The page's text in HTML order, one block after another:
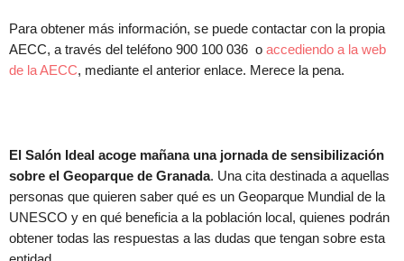
Para obtener más información, se puede contactar con la propia
AECC, a través del teléfono 900 100 036 o accediendo a la web
de la AECC, mediante el anterior enlace. Merece la pena.
El Salón Ideal acoge mañana una jornada de sensibilización
sobre el Geoparque de Granada. Una cita destinada a aquellas
personas que quieren saber qué es un Geoparque Mundial de la
UNESCO y en qué beneficia a la población local, quienes podrán
obtener todas las respuestas a las dudas que tengan sobre esta